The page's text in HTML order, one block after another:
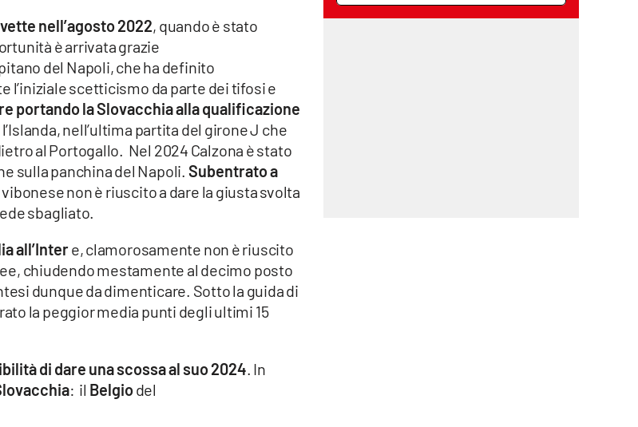
nell’agosto 2022, quando è stato
è arrivata grazie
del Napoli, che ha definito
l’iniziale scetticismo da parte dei tifosi e
portando la Slovacchia alla qualificazione
nell’ultima partita del girone J che
al Portogallo. Nel 2024 Calzona è stato
sulla panchina del Napoli. Subentrato a
non è riuscito a dare la giusta svolta
sbagliato.
all’Intere, clamorosamente non è riuscito
chiudendo mestamente al decimo posto
dunque da dimenticare. Sotto la guida di
la peggior media punti degli ultimi 15
di dare una scossa al suo 2024. In
: il Belgiodel